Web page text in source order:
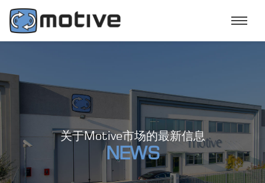
关于Motive市场的最新信息
NEWS